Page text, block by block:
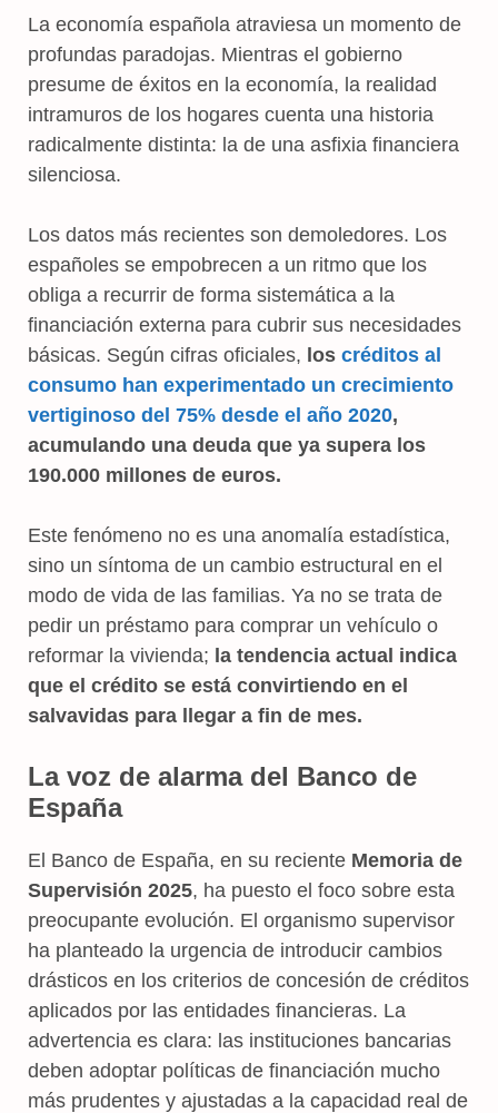
La economía española atraviesa un momento de
profundas paradojas. Mientras el gobierno
presume de éxitos en la economía, la realidad
intramuros de los hogares cuenta una historia
radicalmente distinta: la de una asfixia financiera
silenciosa.
Los datos más recientes son demoledores. Los
españoles se empobrecen a un ritmo que los
obliga a recurrir de forma sistemática a la
financiación externa para cubrir sus necesidades
básicas. Según cifras oficiales, los créditos al
consumo han experimentado un crecimiento
vertiginoso del 75% desde el año 2020,
acumulando una deuda que ya supera los
190.000 millones de euros.
Este fenómeno no es una anomalía estadística,
sino un síntoma de un cambio estructural en el
modo de vida de las familias. Ya no se trata de
pedir un préstamo para comprar un vehículo o
reformar la vivienda; la tendencia actual indica
que el crédito se está convirtiendo en el
salvavidas para llegar a fin de mes.
La voz de alarma del Banco de
España
El Banco de España, en su reciente Memoria de
Supervisión 2025, ha puesto el foco sobre esta
preocupante evolución. El organismo supervisor
ha planteado la urgencia de introducir cambios
drásticos en los criterios de concesión de créditos
aplicados por las entidades financieras. La
advertencia es clara: las instituciones bancarias
deben adoptar políticas de financiación mucho
más prudentes y ajustadas a la capacidad real de